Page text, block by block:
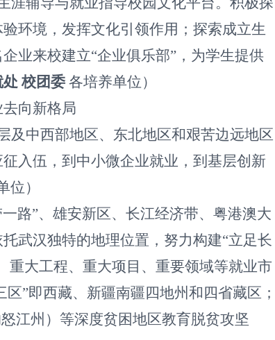
环境，发挥文化引领作用；探索成立生
业来校建立“企业俱乐部”，为学生提供
处 校团委 各培养单位）
向新格局
及中西部地区、东北地区和艰苦边远地区
入伍，到中小微企业就业，到基层创新
位）
路”、雄安新区、长江经济带、粤港澳大
武汉独特的地理位置，努力构建“立足长
重大工程、重大项目、重要领域等就业市
”即西藏、新疆南疆四地州和四省藏区；
江州）等深度贫困地区教育脱贫攻坚